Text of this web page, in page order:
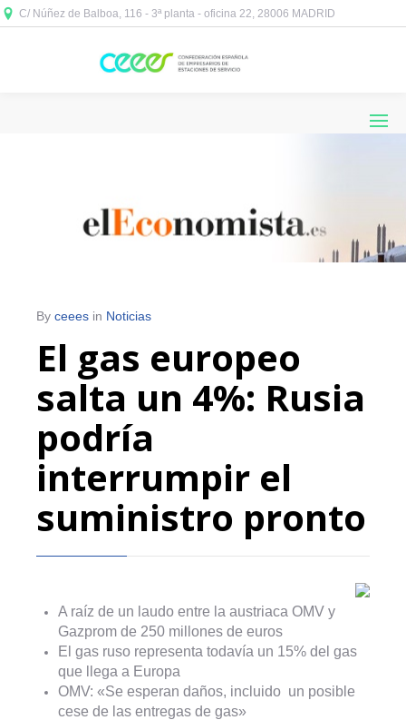
C/ Núñez de Balboa, 116 - 3ª planta - oficina 22, 28006 MADRID
By ceees in Noticias
El gas europeo
salta un 4%: Rusia
podría
interrumpir el
suministro pronto
A raíz de un laudo entre la austriaca OMV y
Gazprom de 250 millones de euros
El gas ruso representa todavía un 15% del gas
que llega a Europa
OMV: «Se esperan daños, incluido un posible
cese de las entregas de gas»